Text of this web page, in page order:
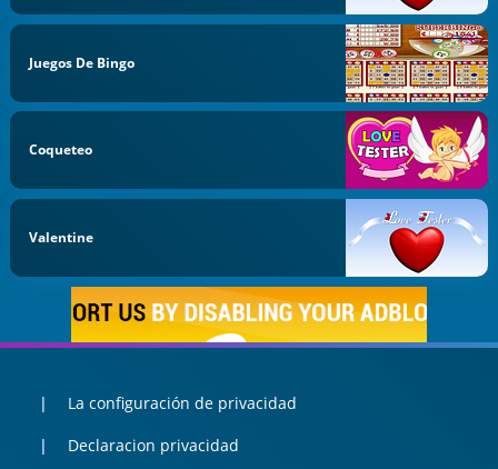
Juegos De Bingo
Coqueteo
Valentine
La configuración de privacidad
Declaracion privacidad